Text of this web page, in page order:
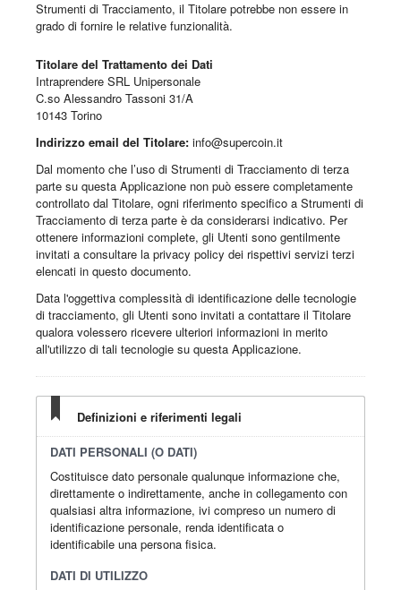
Strumenti di Tracciamento, il Titolare potrebbe non essere in
grado di fornire le relative funzionalità.
Titolare del Trattamento dei Dati
Intraprendere SRL Unipersonale
C.so Alessandro Tassoni 31/A
10143 Torino
Indirizzo email del Titolare: info@supercoin.it
Dal momento che l’uso di Strumenti di Tracciamento di terza
parte su questa Applicazione non può essere completamente
controllato dal Titolare, ogni riferimento specifico a Strumenti di
Tracciamento di terza parte è da considerarsi indicativo. Per
ottenere informazioni complete, gli Utenti sono gentilmente
invitati a consultare la privacy policy dei rispettivi servizi terzi
elencati in questo documento.
Data l'oggettiva complessità di identificazione delle tecnologie
di tracciamento, gli Utenti sono invitati a contattare il Titolare
qualora volessero ricevere ulteriori informazioni in merito
all'utilizzo di tali tecnologie su questa Applicazione.
Definizioni e riferimenti legali
DATI PERSONALI (O DATI)
Costituisce dato personale qualunque informazione che,
direttamente o indirettamente, anche in collegamento con
qualsiasi altra informazione, ivi compreso un numero di
identificazione personale, renda identificata o
identificabile una persona fisica.
DATI DI UTILIZZO